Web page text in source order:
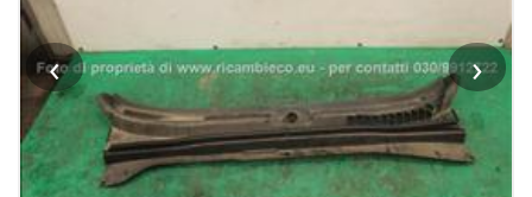
‹ ›